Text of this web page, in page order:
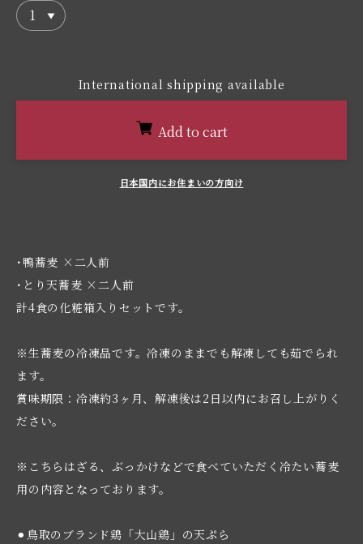
International shipping available
Add to cart
日本国内にお住まいの方向け
･鴨蕎麦 ×二人前
･とり天蕎麦 ×二人前
計4食の化粧箱入りセットです。
※生蕎麦の冷凍品です。冷凍のままでも解凍しても茹でられ
ます。
賞味期限：冷凍約3ヶ月、解凍後は2日以内にお召し上がりく
ださい。
※こちらはざる、ぶっかけなどで食べていただく冷たい蕎麦
用の内容となっております。
⚫︎鳥取のブランド鶏「大山鶏」の天ぷら